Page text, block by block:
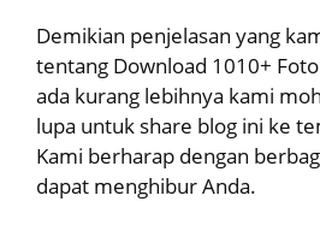
Demikian penjelasan yang
tentang Download 1010+
ada kurang lebihnya kami
lupa untuk share blog ini ke
Kami berharap dengan
dapat menghibur Anda.